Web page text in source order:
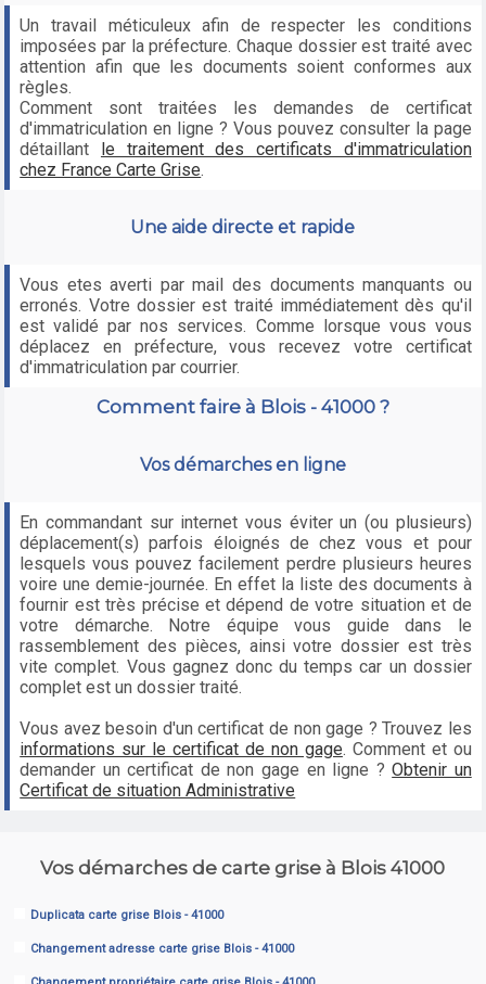
Un travail méticuleux afin de respecter les conditions
imposées par la préfecture. Chaque dossier est traité avec
attention afin que les documents soient conformes aux
règles.
Comment sont traitées les demandes de certificat
d'immatriculation en ligne ? Vous pouvez consulter la page
détaillant
le traitement des certificats d'immatriculation
chez France Carte Grise.
Une aide directe et rapide
Vous etes averti par mail des documents manquants ou
erronés. Votre dossier est traité immédiatement dès qu'il
est validé par nos services. Comme lorsque vous vous
déplacez en préfecture, vous recevez votre certificat
d'immatriculation par courrier.
Comment faire à Blois - 41000 ?
Vos démarches en ligne
En commandant sur internet vous éviter un (ou plusieurs)
déplacement(s) parfois éloignés de chez vous et pour
lesquels vous pouvez facilement perdre plusieurs heures
voire une demie-journée. En effet la liste des documents à
fournir est très précise et dépend de votre situation et de
votre démarche. Notre équipe vous guide dans le
rassemblement des pièces, ainsi votre dossier est très
vite complet. Vous gagnez donc du temps car un dossier
complet est un dossier traité.
Vous avez besoin d'un certificat de non gage ? Trouvez les
informations sur le certificat de non gage. Comment et ou
demander un certificat de non gage en ligne ?Obtenir un
Certificat de situation Administrative
Vos démarches de carte grise à Blois 41000
Duplicata carte grise Blois - 41000
Changement adresse carte grise Blois - 41000